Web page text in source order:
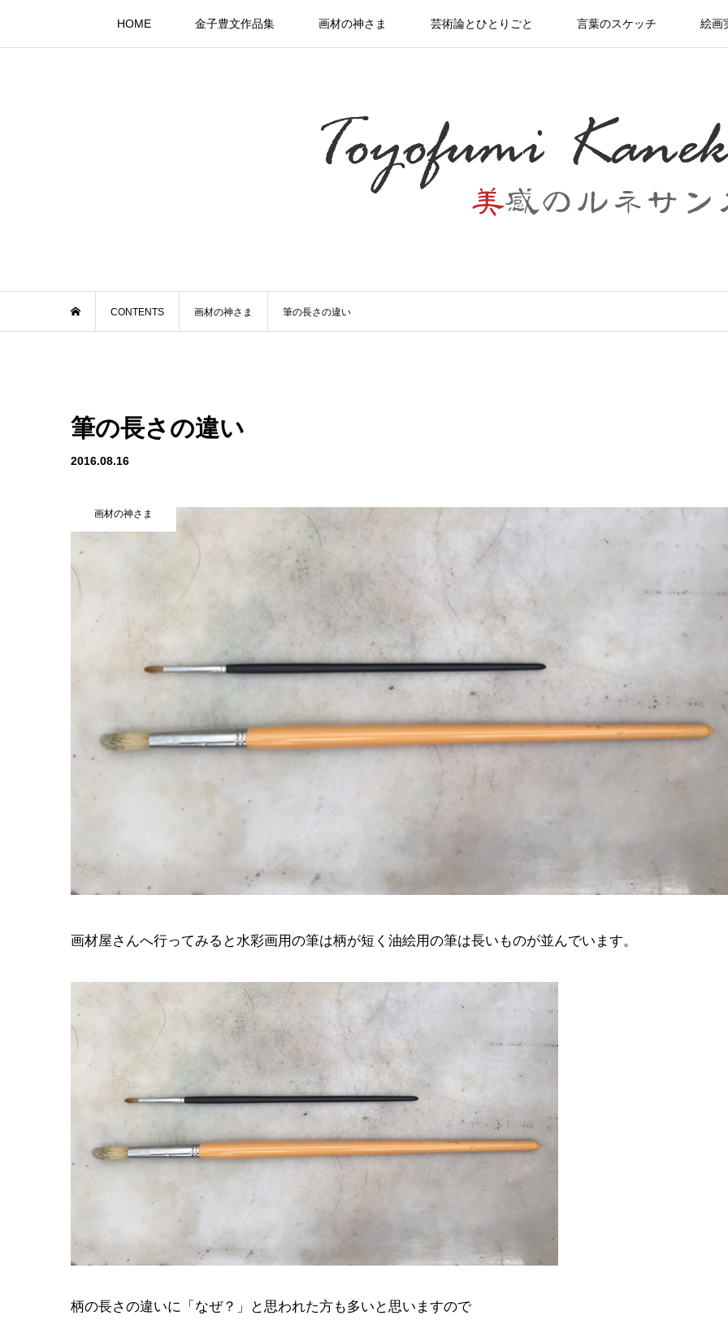
HOME 金子豊文作品集 画材の神さま 芸術論とひとりごと 言葉のスケッチ 絵画
CONTENTS 画材の神さま 筆の長さの違い
筆の長さの違い
2016.08.16
画材の神さま
画材屋さんへ行ってみると水彩画用の筆は柄が短く油絵用の筆は長いものが並んでいます。
柄の長さの違いに「なぜ？」と思われた方も多いと思いますので